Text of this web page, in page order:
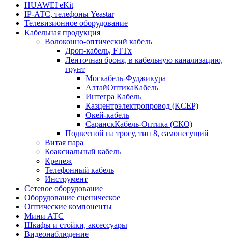
HUAWEI eKit
IP-АТС, телефоны Yeastar
Телевизионное оборудование
Кабельная продукция
Волоконно-оптический кабель
Дроп-кабель, FTTx
Ленточная броня, в кабельную канализацию,
грунт
Москабель-Фуджикура
АлтайОптикаКабель
Интегра Кабель
Казцентрэлектропровод (KCEP)
Окей-кабель
СаранскКабель-Оптика (СКО)
Подвесной на тросу, тип 8, самонесущий
Витая пара
Коаксиальный кабель
Крепеж
Телефонный кабель
Инструмент
Сетевое оборудование
Оборудование сценическое
Оптические компоненты
Мини АТС
Шкафы и стойки, аксессуары
Видеонаблюдение